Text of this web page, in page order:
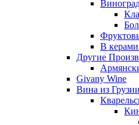
В
Другие
Givany Wine
Вина из Грузии